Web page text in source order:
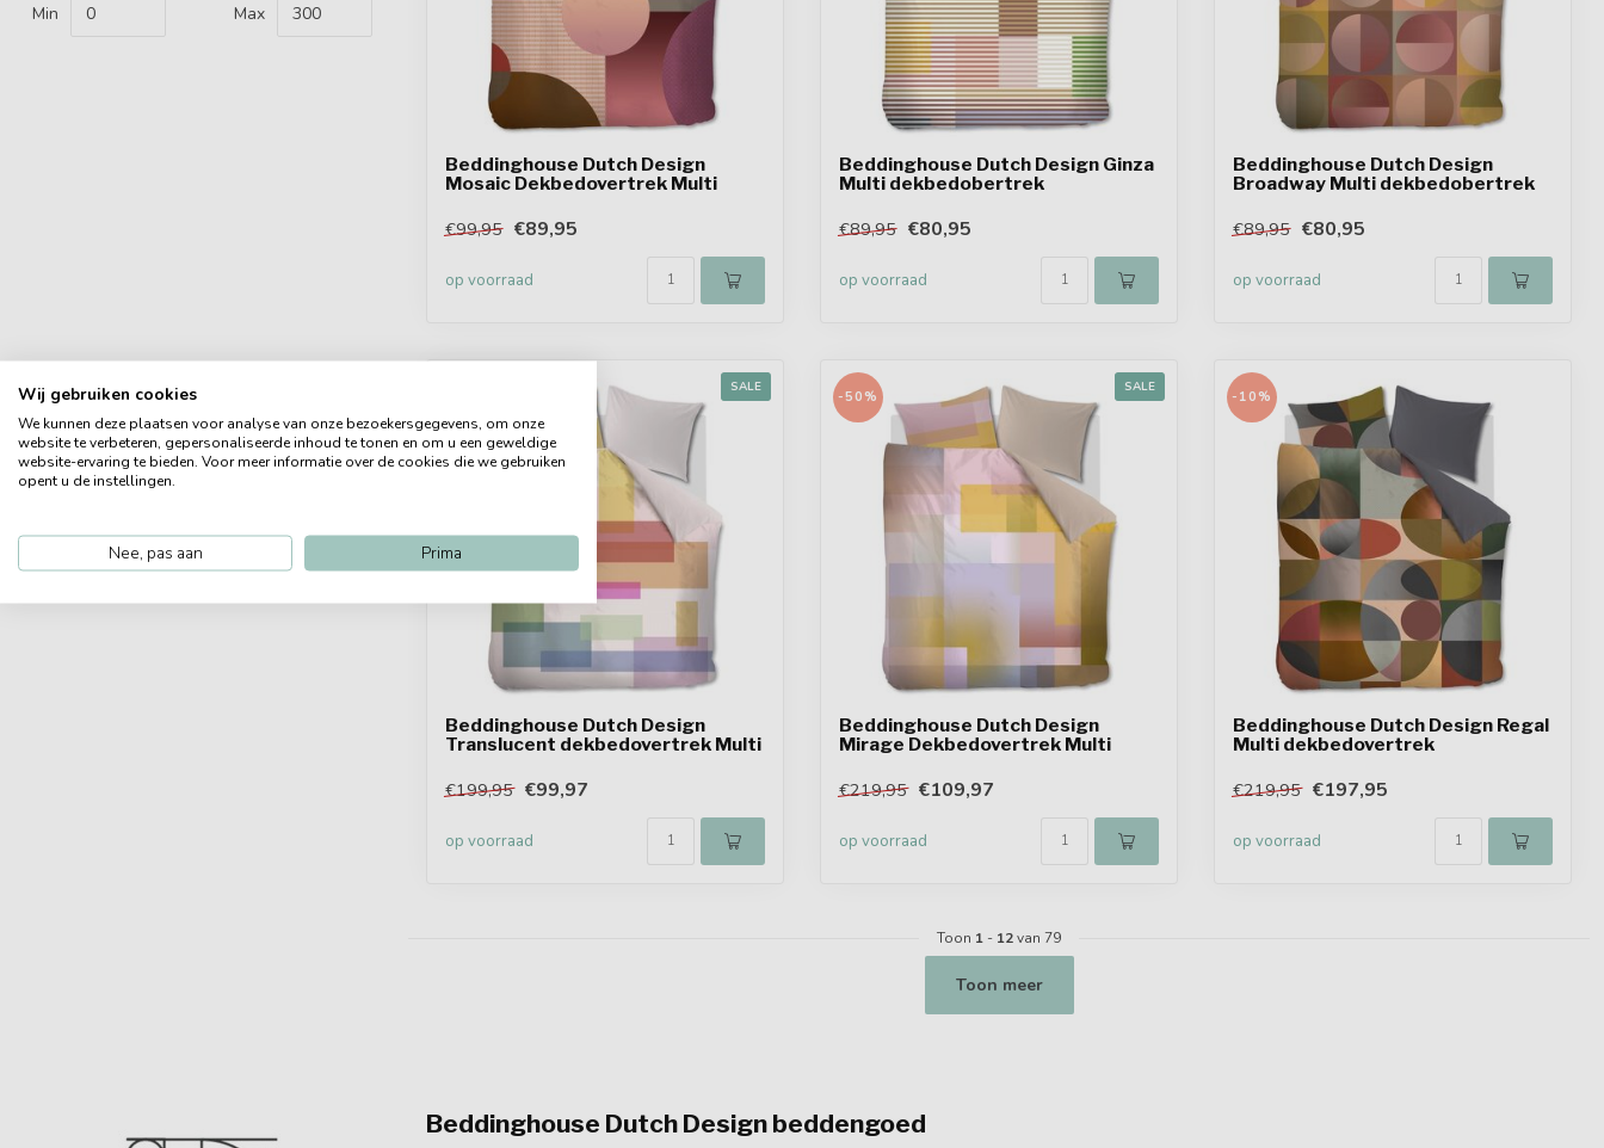
Min Max
Beddinghouse Dutch Design
Mosaic Dekbedovertrek Multi
€99,95 €89,95
op voorraad
Beddinghouse Dutch Design Ginza
Multi dekbedobertrek
€89,95 €80,95
op voorraad
Beddinghouse Dutch Design
Broadway Multi dekbedobertrek
€89,95 €80,95
op voorraad
SALE
Beddinghouse Dutch Design
Translucent dekbedovertrek Multi
€199,95 €99,97
op voorraad
SALE
-50%
Beddinghouse Dutch Design
Mirage Dekbedovertrek Multi
€219,95 €109,97
op voorraad
-10%
Beddinghouse Dutch Design Regal
Multi dekbedovertrek
€219,95 €197,95
op voorraad
Toon 1 - 12van 79
Toon meer
Beddinghouse Dutch Design beddengoed
Wij gebruiken cookies
We kunnen deze plaatsen voor analyse van onze bezoekersgegevens, om onze
website te verbeteren, gepersonaliseerde inhoud te tonen en om u een geweldige
website-ervaring te bieden. Voor meer informatie over de cookies die we gebruiken
opent u de instellingen.
Nee, pas aan Prima